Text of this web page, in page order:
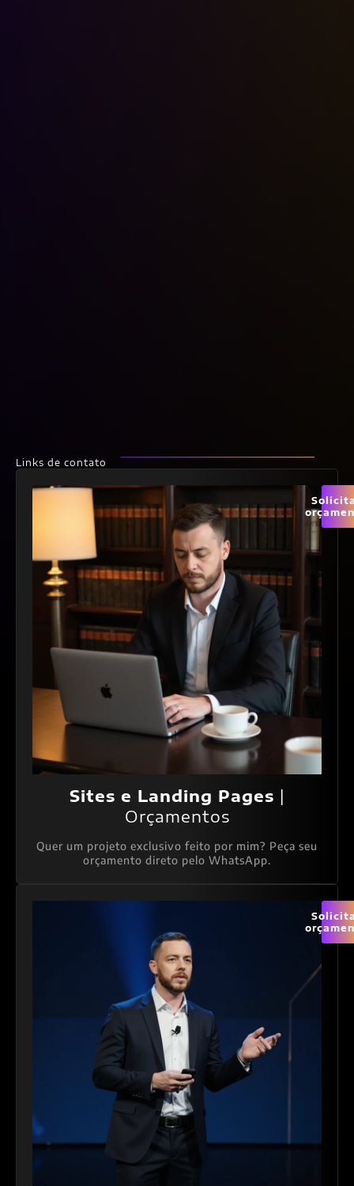
Links de contato
Sites e Landing Pages |
Orçamentos
Quer um projeto exclusivo feito por mim? Peça seu
orçamento direto pelo WhatsApp.